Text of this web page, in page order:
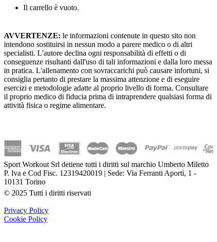
Il carrello è vuoto.
AVVERTENZE: le informazioni contenute in questo sito non
intendono sostituirsi in nessun modo a parere medico o di altri
specialisti. L'autore declina ogni responsabilità di effetti o di
conseguenze risultanti dall'uso di tali informazioni e dalla loro messa
in pratica. L'allenamento con sovraccarichi può causare infortuni, si
consiglia pertanto di prestare la massima attenzione e di eseguire
esercizi e metodologie adatte al proprio livello di forma. Consultare
il proprio medico di fiducia prima di intraprendere qualsiasi forma di
attività fisica o regime alimentare.
Sport Workout Srl detiene tutti i diritti sul marchio Umberto Miletto
P. Iva e Cod Fisc. 12319420019 | Sede: Via Ferranti Aporti, 1 -
10131 Torino
© 2025 Tutti i diritti riservati
Privacy Policy
Cookie Policy